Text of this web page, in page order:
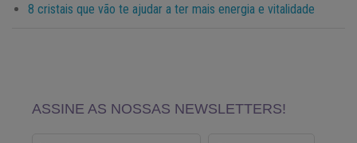
8 cristais que vão te ajudar a ter mais energia e vitalidade